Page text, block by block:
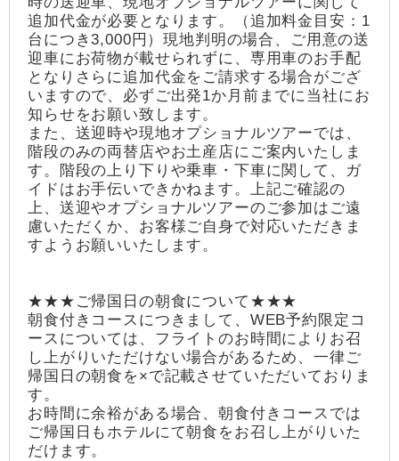
追加代金が必要となります。（追加料金目安：1
台につき3,000円）現地判明の場合、ご用意の送
迎車にお荷物が載せられずに、専用車のお手配
となりさらに追加代金をご請求する場合がござ
いますので、必ずご出発1か月前までに当社にお
知らせをお願い致します。
また、送迎時や現地オプショナルツアーでは、
階段のみの両替店やお土産店にご案内いたしま
す。階段の上り下りや乗車・下車に関して、ガ
イドはお手伝いできかねます。上記ご確認の
上、送迎やオプショナルツアーのご参加はご遠
慮いただくか、お客様ご自身で対応いただきま
すようお願いいたします。
★★★ご帰国日の朝食について★★★
朝食付きコースにつきまして、WEB予約限定コ
ースについては、フライトのお時間によりお召
し上がりいただけない場合があるため、一律ご
帰国日の朝食を×で記載させていただいておりま
す。
お時間に余裕がある場合、朝食付きコースでは
ご帰国日もホテルにて朝食をお召し上がりいた
だけます。